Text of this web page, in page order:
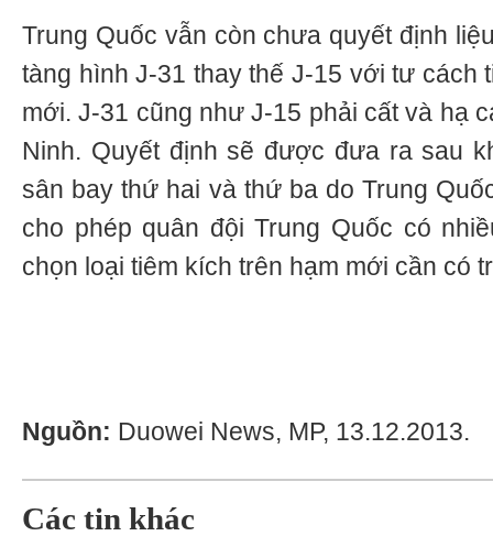
Trung Quốc vẫn còn chưa quyết định
tàng hình J-31 thay thế J-15 với tư cách
mới. J-31 cũng như J-15 phải cất và hạ
Ninh. Quyết định sẽ được đưa ra sau
sân bay thứ hai và thứ ba do Trung
cho phép quân đội Trung Quốc có
chọn loại tiêm kích trên hạm mới cần có
Nguồn: Duowei News, MP, 13.12.2013.
Các tin khác